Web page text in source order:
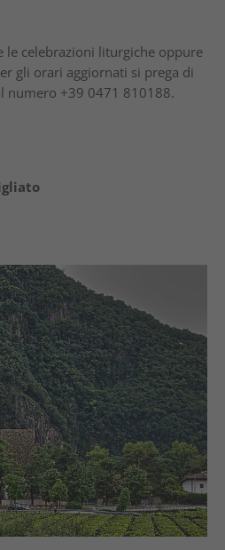
le celebrazioni liturgiche oppure
gli orari aggiornati si prega di
numero +39 0471 810188.